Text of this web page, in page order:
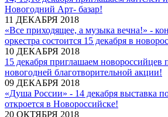
Новогодний Арт- базар!
11 ДЕКАБРЯ 2018
«Все приходящее, а музыка вечна!» -
оркестра состоится 15 декабря в
10 ДЕКАБРЯ 2018
15 декабря приглашаем новороссийцев
новогодней благотворительной акции!
09 ДЕКАБРЯ 2018
«Душа России» - 14 декабря выставка
откроется в Новороссийске!
20 ОКТЯБРЯ 2018